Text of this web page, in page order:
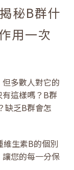
秘B群什
用一次
多數人對它的
這樣嗎？B群
缺乏B群會怎
生素B的個別
您的每一分保